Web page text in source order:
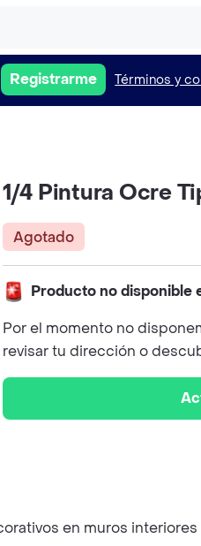
Registrarme Términos y
1/4 Pintura Ocre
Agotado
Producto no disponible
Por el momento no
revisar tu dirección o
en muros